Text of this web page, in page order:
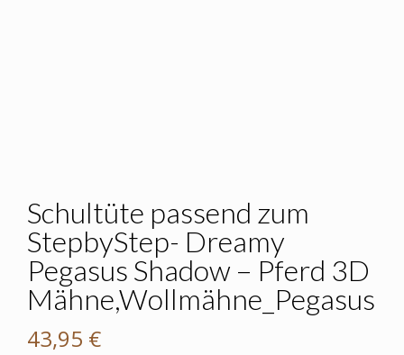
Schultüte passend zum
StepbyStep- Dreamy
Pegasus Shadow – Pferd 3D
Mähne,Wollmähne_Pegasus
43,95 €